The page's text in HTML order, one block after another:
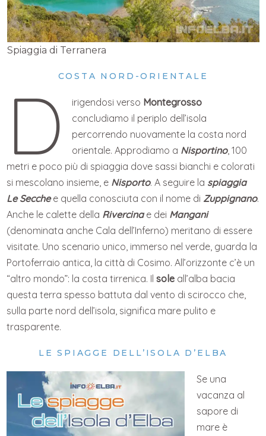
Spiaggia di Terranera
COSTA NORD-ORIENTALE
D irigendosi verso Montegrosso
concludiamo il periplo dell’isola
percorrendo nuovamente la costa nord
orientale. Approdiamo a Nisportino, 100
metri e poco più di spiaggia dove sassi bianchi e colorati
si mescolano insieme, e Nisporto. A seguire la spiaggia
Le Secchee quella conosciuta con il nome di Zuppignano.
Anche le calette della Rivercinae dei Mangani
(denominata anche Cala dell’Inferno) meritano di essere
visitate. Uno scenario unico, immerso nel verde, guarda la
Portoferraio antica, la città di Cosimo. All’orizzonte c’è un
“altro mondo”: la costa tirrenica. Ilsole all’alba bacia
questa terra spesso battuta dal vento di scirocco che,
sulla parte nord dell’isola, significa mare pulito e
trasparente.
LE SPIAGGE DELL’ISOLA D’ELBA
Se una
vacanza al
sapore di
mare è